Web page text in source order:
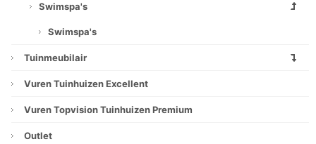
Swimspa's
Swimspa's
Tuinmeubilair
Vuren Tuinhuizen Excellent
Vuren Topvision Tuinhuizen Premium
Outlet